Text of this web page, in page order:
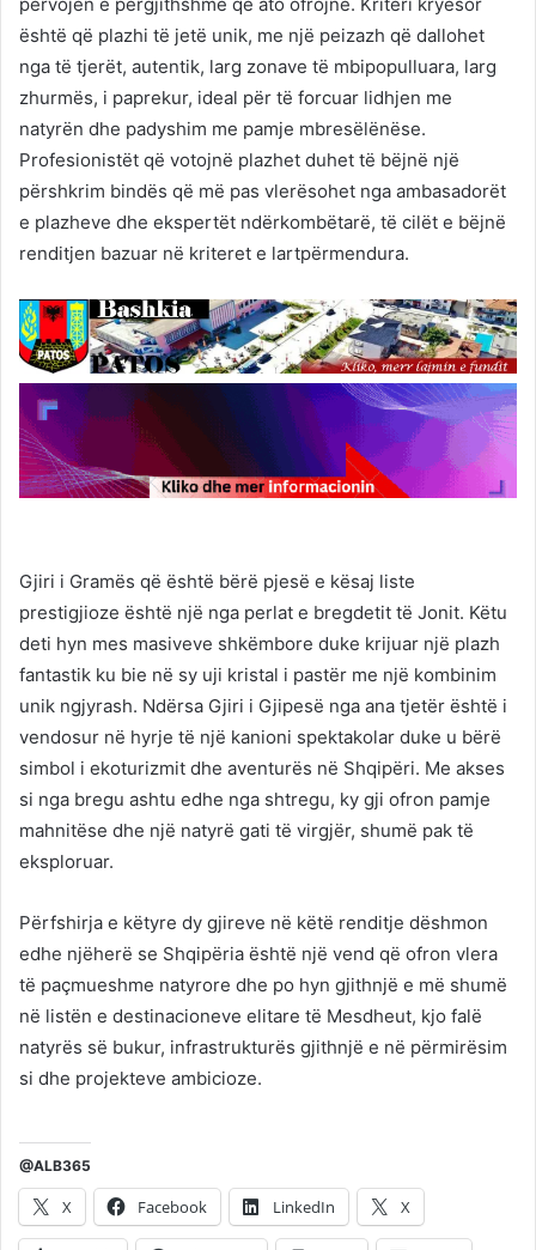
është që plazhi të jetë unik, me një peizazh që dallohet
nga të tjerët, autentik, larg zonave të mbipopulluara, larg
zhurmës, i paprekur, ideal për të forcuar lidhjen me
natyrën dhe padyshim me pamje mbresëlënëse.
Profesionistët që votojnë plazhet duhet të bëjnë një
përshkrim bindës që më pas vlerësohet nga ambasadorët
e plazheve dhe ekspertët ndërkombëtarë, të cilët e bëjnë
renditjen bazuar në kriteret e lartpërmendura.
Gjiri i Gramës që është bërë pjesë e kësaj liste
prestigjioze është një nga perlat e bregdetit të Jonit. Këtu
deti hyn mes masiveve shkëmbore duke krijuar një plazh
fantastik ku bie në sy uji kristal i pastër me një kombinim
unik ngjyrash. Ndërsa Gjiri i Gjipesë nga ana tjetër është i
vendosur në hyrje të një kanioni spektakolar duke u bërë
simbol i ekoturizmit dhe aventurës në Shqipëri. Me akses
si nga bregu ashtu edhe nga shtregu, ky gji ofron pamje
mahnitëse dhe një natyrë gati të virgjër, shumë pak të
eksploruar.
Përfshirja e këtyre dy gjireve në këtë renditje dëshmon
edhe njëherë se Shqipëria është një vend që ofron vlera
të paçmueshme natyrore dhe po hyn gjithnjë e më shumë
në listën e destinacioneve elitare të Mesdheut, kjo falë
natyrës së bukur, infrastrukturës gjithnjë e në përmirësim
si dhe projekteve ambicioze.
@ALB365
X Facebook LinkedIn X